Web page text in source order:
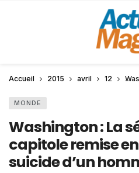
Accueil 2015 avril 12
MONDE
Washington : La
capitole remise
suicide d’un